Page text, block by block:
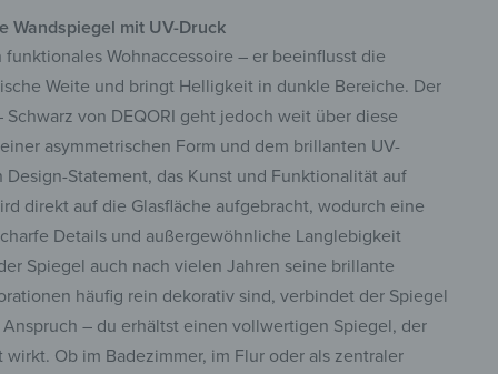
Wandspiegel mit UV-Druck
Wohnaccessoire – er beeinflusst die
Weite und bringt Helligkeit in dunkle Bereiche. Der
von DEQORI geht jedoch weit über diese
asymmetrischen Form und dem brillanten UV-
Statement, das Kunst und Funktionalität auf
direkt auf die Glasfläche aufgebracht, wodurch eine
Details und außergewöhnliche Langlebigkeit
Spiegel auch nach vielen Jahren seine brillante
häufig rein dekorativ sind, verbindet der Spiegel
– du erhältst einen vollwertigen Spiegel, der
Ob im Badezimmer, im Flur oder als zentraler